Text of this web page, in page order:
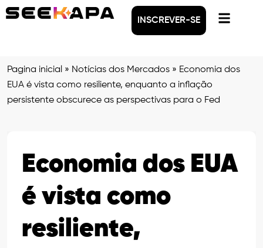
INSCREVER-SE
Pagina inicial » Notícias dos Mercados » Economia dos
EUA é vista como resiliente, enquanto a inflação
persistente obscurece as perspectivas para o Fed
Economia dos EUA
é vista como
resiliente,